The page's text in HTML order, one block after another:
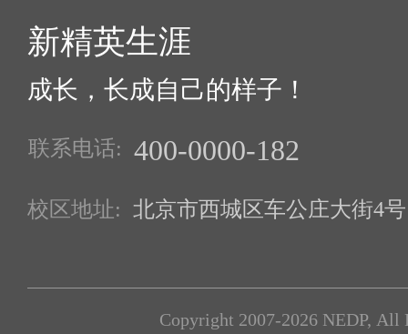
新精英生涯
成长，长成自己的样子！
联系电话: 400-0000-182
校区地址: 北京市西城区车公庄大街4
Copyright 2007-2026 NEDP, All